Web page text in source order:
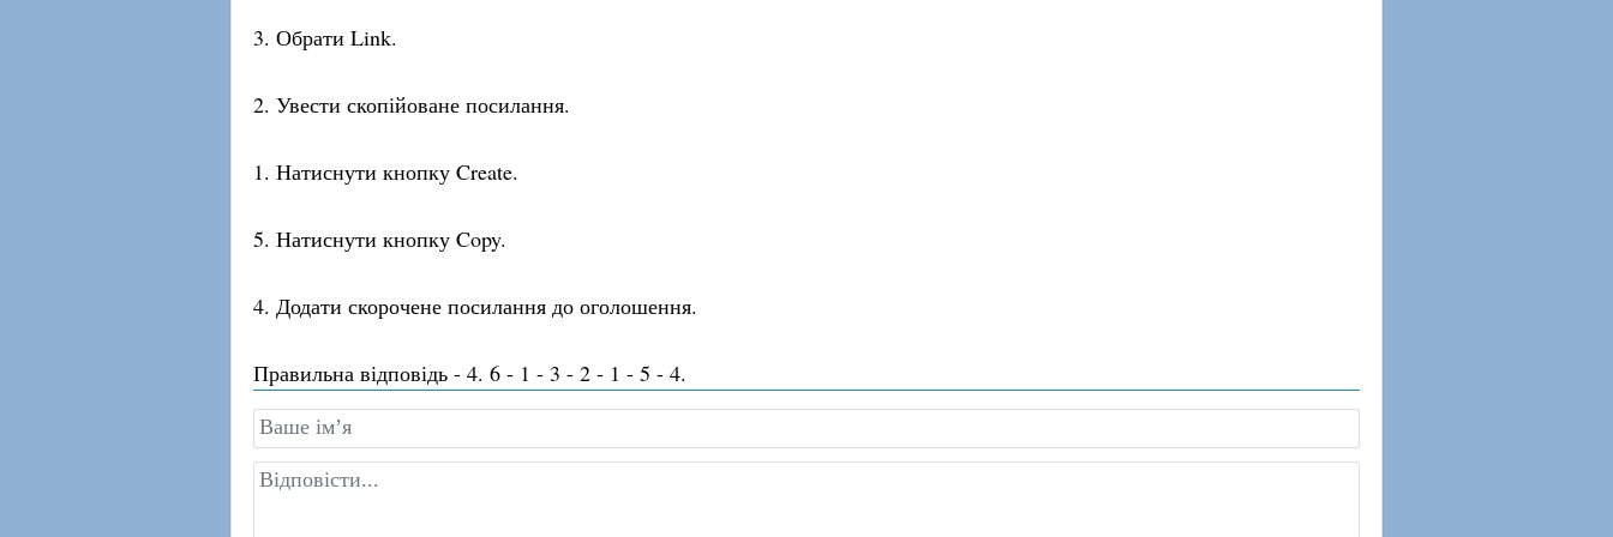
3. Обрати Link.
2. Увести скопійоване посилання.
1. Натиснути кнопку Create.
5. Натиснути кнопку Copy.
4. Додати скорочене посилання до оголошення.
Правильна відповідь - 4. 6 - 1 - 3 - 2 - 1 - 5 - 4.